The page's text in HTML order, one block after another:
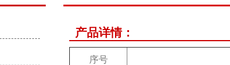
产品详情：
序号